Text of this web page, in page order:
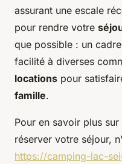
assurant une escale
pour rendre votre
que possible : un
facilité à diverses
locations pour
famille.
Pour en savoir plus
réserver votre séjour,
https://camping-lac-